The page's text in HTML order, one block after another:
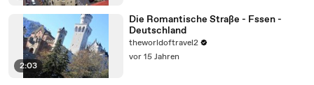
2:03
Die Romantische Straße - Fssen -
Deutschland
theworldoftravel2
vor 15 Jahren